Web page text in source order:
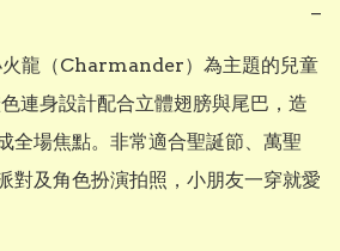
−
龍（Charmander）為主題的兒童
連身設計配合立體翅膀與尾巴，造
全場焦點。非常適合聖誕節、萬聖
對及角色扮演拍照，小朋友一穿就愛